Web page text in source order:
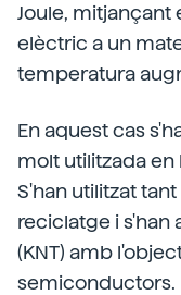
Joule, mitjançant
elèctric a un
temperatura
En aquest cas
molt utilitzada en
S'han utilitzat
reciclatge i s'han
(KNT) amb
semiconductors.